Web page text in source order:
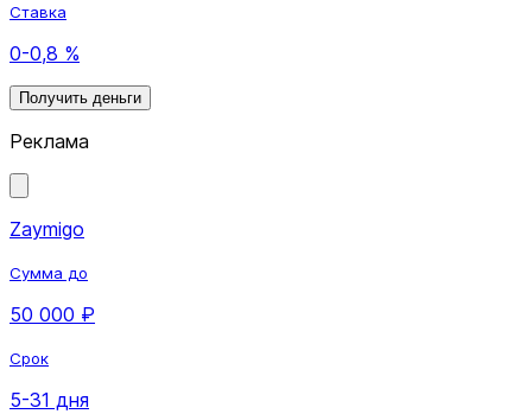
Ставка
0-0,8 %
Получить деньги
Реклама
Zaymigo
Сумма до
50 000 ₽
Срок
5-31 дня